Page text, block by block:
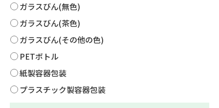
ガラスびん(無色)
ガラスびん(茶色)
ガラスびん(その他の色)
PETボトル
紙製容器包装
プラスチック製容器包装